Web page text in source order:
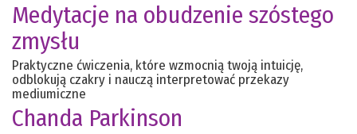
Medytacje na obudzenie szóstego
zmysłu
Praktyczne ćwiczenia, które wzmocnią twoją intuicję,
odblokują czakry i nauczą interpretować przekazy
mediumiczne
Chanda Parkinson